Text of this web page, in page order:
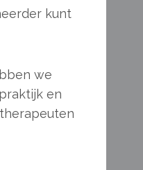
kunt
we
en